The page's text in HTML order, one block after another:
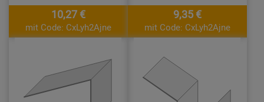
10,27 €
mit Code: CxLyh2Ajne
9,35 €
mit Code: CxLyh2Ajne